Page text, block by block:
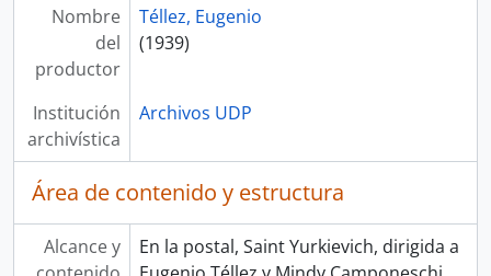
Nombre
del
productor
Téllez, Eugenio
(1939)
Institución
archivística
Archivos UDP
Área de contenido y estructura
Alcance y
En la postal, Saint Yurkievich, dirigida a